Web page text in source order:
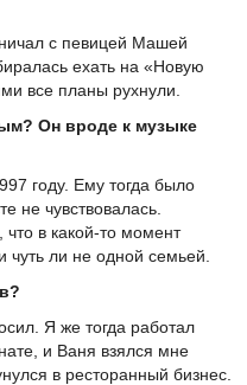
с певицей Машей
ехать на «Новую
все планы рухнули.
Он вроде к музыке
году. Ему тогда было
не чувствовалась.
в какой-то момент
чуть ли не одной семьей.
Я же тогда работал
и Ваня взялся мне
в ресторанный бизнес.